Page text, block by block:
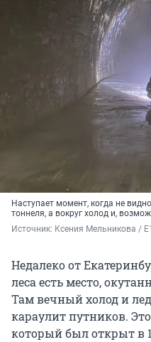
Наступает момент, когда не
тоннеля, а вокруг холод и,
Источник: Ксения Мельникова /
Недалеко от
леса есть место,
Там вечный холод и
караулит путников.
который был открыт в